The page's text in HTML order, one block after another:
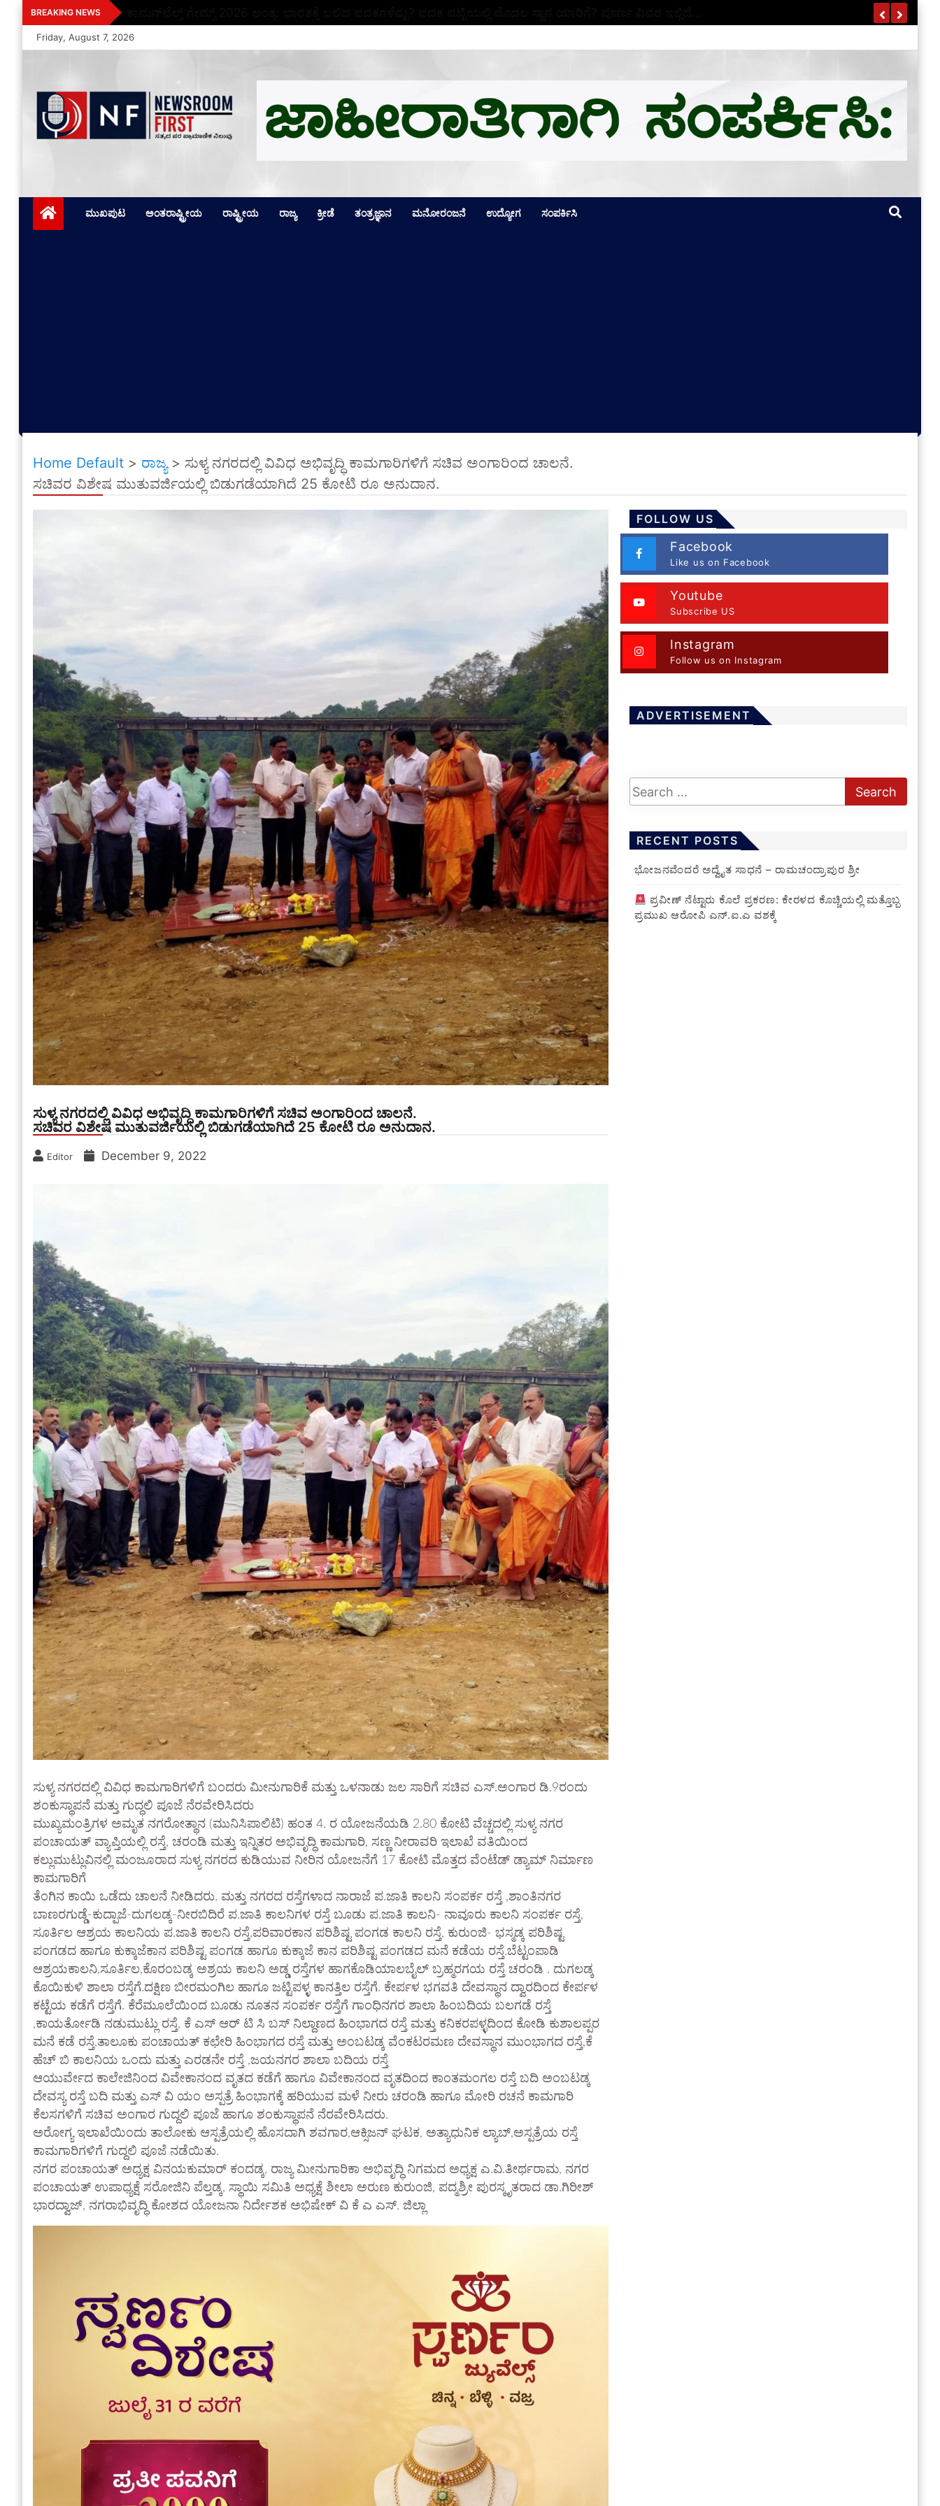
Skip
to
content
BREAKING NEWS
Friday, August 7, 2026
ಮುಖಪುಟ ಅಂತರಾಷ್ಟ್ರೀಯ ರಾಷ್ಟ್ರೀಯ ರಾಜ್ಯ ಕ್ರೀಡೆ ತಂತ್ರಜ್ಞಾನ ಮನೋರಂಜನೆ ಉದ್ಯೋಗ ಸಂಪರ್ಕಿಸಿ
Home Default > ರಾಜ್ಯ> ಸುಳ್ಯ ನಗರದಲ್ಲಿ ವಿವಿಧ ಅಭಿವೃದ್ಧಿ ಕಾಮಗಾರಿಗಳಿಗೆ ಸಚಿವ ಅಂಗಾರಿಂದ ಚಾಲನೆ.
ಸಚಿವರ ವಿಶೇಷ ಮುತುವರ್ಜಿಯಲ್ಲಿ ಬಿಡುಗಡೆಯಾಗಿದೆ 25 ಕೋಟಿ ರೂ ಅನುದಾನ.
ಸುಳ್ಯ ನಗರದಲ್ಲಿ ವಿವಿಧ ಅಭಿವೃದ್ಧಿ ಕಾಮಗಾರಿಗಳಿಗೆ ಸಚಿವ ಅಂಗಾರಿಂದ ಚಾಲನೆ.
ಸಚಿವರ ವಿಶೇಷ ಮುತುವರ್ಜಿಯಲ್ಲಿ ಬಿಡುಗಡೆಯಾಗಿದೆ 25 ಕೋಟಿ ರೂ ಅನುದಾನ.
Editor December 9, 2022
ಸುಳ್ಯ ನಗರದಲ್ಲಿ ವಿವಿಧ ಕಾಮಗಾರಿಗಳಿಗೆ ಬಂದರು ಮೀನುಗಾರಿಕೆ ಮತ್ತು ಒಳನಾಡು ಜಲ ಸಾರಿಗೆ ಸಚಿವ ಎಸ್.ಅಂಗಾರ ಡಿ.9ರಂದು
ಶಂಕುಸ್ಥಾಪನೆ ಮತ್ತು ಗುದ್ಧಲಿ ಪೂಜೆ ನೆರವೇರಿಸಿದರು
ಮುಖ್ಯಮಂತ್ರಿಗಳ ಅಮೃತ ನಗರೋತ್ಥಾನ (ಮುನಿಸಿಪಾಲಿಟಿ) ಹಂತ 4. ರ ಯೋಜನೆಯಡಿ 2.80 ಕೋಟಿ ವೆಚ್ಚದಲ್ಲಿ ಸುಳ್ಯ ನಗರ
ಪಂಚಾಯತ್ ವ್ಯಾಪ್ತಿಯಲ್ಲಿ ರಸ್ತೆ, ಚರಂಡಿ ಮತ್ತು ಇನ್ನಿತರ ಅಭಿವೃದ್ಧಿ ಕಾಮಗಾರಿ, ಸಣ್ಣ ನೀರಾವರಿ ಇಲಾಖೆ ವತಿಯಿಂದ
ಕಲ್ಲುಮುಟ್ಲುವಿನಲ್ಲಿ ಮಂಜೂರಾದ ಸುಳ್ಯ ನಗರದ ಕುಡಿಯುವ ನೀರಿನ ಯೋಜನೆಗೆ 17 ಕೋಟಿ ಮೊತ್ತದ ವೆಂಟೆಡ್ ಡ್ಯಾಮ್ ನಿರ್ಮಾಣ
ಕಾಮಗಾರಿಗೆ
ತೆಂಗಿನ ಕಾಯಿ ಒಡೆದು ಚಾಲನೆ ನೀಡಿದರು. ಮತ್ತು ನಗರದ ರಸ್ತೆಗಳಾದ ನಾರಾಜೆ ಪ.ಜಾತಿ ಕಾಲನಿ ಸಂಪರ್ಕ ರಸ್ತೆ ,ಶಾಂತಿನಗರ
ಬಾಣರಗುಡ್ಡೆ-ಕುದ್ಪಾಜೆ-ದುಗಲಡ್ಕ-ನೀರಬಿದಿರೆ ಪ.ಜಾತಿ ಕಾಲನಿಗಳ ರಸ್ತೆ ಬೂಡು ಪ.ಜಾತಿ ಕಾಲನಿ- ನಾವೂರು ಕಾಲನಿ ಸಂಪರ್ಕ ರಸ್ತೆ,
ಸೂರ್ತಿಲ ಆಶ್ರಯ ಕಾಲನಿಯ ಪ.ಜಾತಿ‌ ಕಾಲನಿ ರಸ್ತೆ,ಪರಿವಾರಕಾನ ಪರಿಶಿಷ್ಟ ಪಂಗಡ ಕಾಲನಿ ರಸ್ತೆ, ಕುರುಂಜಿ- ಭಸ್ಮಡ್ಕ ಪರಿಶಿಷ್ಟ
ಪಂಗಡದ ಹಾಗೂ ಕುಕ್ಕಾಜೆಕಾನ ಪರಿಶಿಷ್ಟ ಪಂಗಡ ಹಾಗೂ ಕುಕ್ಕಾಜೆ ಕಾನ ಪರಿಶಿಷ್ಟ ಪಂಗಡದ ಮನೆ ಕಡೆಯ ರಸ್ತೆ.ಬೆಟ್ಟಂಪಾಡಿ
ಆಶ್ರಯಕಾಲನಿ,ಸೂರ್ತಿಲ,ಕೊರಂಬಡ್ಕ ಅಶ್ರಯ ಕಾಲನಿ ಅಡ್ಡ ರಸ್ತೆಗಳ ಹಾಗಕೊಡಿಯಾಲಬೈಲ್ ಬ್ರಹ್ಮರಗಯ ರಸ್ತೆ ಚರಂಡಿ . ದುಗಲಡ್ಕ
ಕೊಯಿಕುಳಿ ಶಾಲಾ ರಸ್ತೆಗೆ.ದಕ್ಷಿಣ ಬೀರಮಂಗಿಲ ಹಾಗೂ ಜಟ್ಟಿಪಳ್ಳ ಕಾನತ್ತಿಲ ರಸ್ತೆಗೆ. ಕೇರ್ಪಳ ಭಗವತಿ ದೇವಸ್ಥಾನ ದ್ವಾರದಿಂದ ಕೇರ್ಪಳ
ಕಟ್ಟೆಯ ಕಡೆಗೆ ರಸ್ತೆಗೆ. ಕೆರೆಮೂಲೆಯಿಂದ ಬೂಡು ನೂತನ ಸಂಪರ್ಕ ರಸ್ತೆಗೆ ಗಾಂಧಿನಗರ ಶಾಲಾ ಹಿಂಬದಿಯ ಬಲಗಡೆ ರಸ್ತೆ
,ಕಾಯರ್ತೋಡಿ ನಡುಮುಟ್ಲು ರಸ್ತೆ, ಕೆ ಎಸ್ ಆರ್ ಟಿ ಸಿ ಬಸ್ ನಿಲ್ದಾಣದ ಹಿಂಭಾಗದ ರಸ್ತೆ ಮತ್ತು ಕನಿಕರಪಳ್ಳದಿಂದ ಕೋಡಿ ಕುಶಾಲಪ್ಪರ
ಮನೆ ಕಡೆ ರಸ್ತೆ,ತಾಲೂಕು ಪಂಚಾಯತ್ ಕಛೇರಿ ಹಿಂಭಾಗದ ರಸ್ತೆ ಮತ್ತು ಅಂಬಟಡ್ಕ ವೆಂಕಟರಮಣ ದೇವಸ್ಥಾನ ಮುಂಭಾಗದ ರಸ್ತೆ,ಕೆ
ಹೆಚ್ ಬಿ ಕಾಲನಿಯ ಒಂದು ಮತ್ತು ಎರಡನೇ ರಸ್ತೆ ,ಜಯನಗರ ಶಾಲಾ ಬದಿಯ ರಸ್ತೆ
ಆಯುರ್ವೇದ ಕಾಲೇಜಿನಿಂದ ವಿವೇಕಾನಂದ ವೃತದ ಕಡೆಗೆ ಹಾಗೂ ವಿವೇಕಾನಂದ ವೃತದಿಂದ ಕಾಂತಮಂಗಲ ರಸ್ತೆ ಬದಿ ಅಂಬಟಡ್ಕ
ದೇವಸ್ಯ ರಸ್ತೆ ಬದಿ ಮತ್ತು ಎಸ್ ವಿ ಯಂ ಅಸ್ಪತ್ರೆ ಹಿಂಭಾಗಕ್ಕೆ ಹರಿಯುವ ಮಳೆ ನೀರು ಚರಂಡಿ ಹಾಗೂ ಮೋರಿ ರಚನೆ ಕಾಮಗಾರಿ
ಕೆಲಸಗಳಿಗೆ ಸಚಿವ ಅಂಗಾರ ಗುದ್ದಲಿ ಪೂಜೆ ಹಾಗೂ ಶಂಕುಸ್ಥಾಪನೆ ನೆರವೇರಿಸಿದರು.
ಅರೋಗ್ಯ ಇಲಾಖೆಯಿಂದು ತಾಲೋಕು ಆಸ್ಪತ್ರೆಯಲ್ಲಿ ಹೊಸದಾಗಿ ಶವಗಾರ,ಆಕ್ಸಿಜನ್ ಘಟಕ, ಅತ್ಯಾಧುನಿಕ ಲ್ಯಾಬ್,ಅಸ್ಪತ್ರೆಯ ರಸ್ತೆ
ಕಾಮಗಾರಿಗಳಿಗೆ ಗುದ್ದಲಿ ಪೂಜೆ ನಡೆಯಿತು.
ನಗರ ಪಂಚಾಯತ್ ಅಧ್ಯಕ್ಷ ವಿನಯಕುಮಾರ್ ಕಂದಡ್ಕ, ರಾಜ್ಯ ಮೀನುಗಾರಿಕಾ ಅಭಿವೃದ್ಧಿ ನಿಗಮದ ಅಧ್ಯಕ್ಷ ಎ.ವಿ.ತೀರ್ಥರಾಮ, ನಗರ
ಪಂಚಾಯತ್ ಉಪಾಧ್ಯಕ್ಷೆ ಸರೋಜಿನಿ ಪೆಲ್ತಡ್ಕ, ಸ್ಥಾಯಿ ಸಮಿತಿ ಅಧ್ಯಕ್ಷೆ ಶೀಲಾ ಅರುಣ ಕುರುಂಜಿ, ಪದ್ಮಶ್ರೀ ಪುರಸ್ಕೃತರಾದ ಡಾ.ಗಿರೀಶ್
ಭಾರದ್ವಾಜ್, ನಗರಾಭಿವೃದ್ಧಿ ಕೋಶದ ಯೋಜನಾ ನಿರ್ದೇಶಕ ಅಭಿಷೇಕ್ ವಿ ಕೆ ಎ ಎಸ್. ಜಿಲ್ಲಾ
FOLLOW US
Facebook
Like us on Facebook
Youtube
Subscribe US
Instagram
Follow us on Instagram
ADVERTISEMENT
RECENT POSTS
ಭೋಜನವೆಂದರೆ ಅದ್ವೈತ ಸಾಧನೆ – ರಾಮಚಂದ್ರಾಪುರ ಶ್ರೀ
ಪ್ರವೀಣ್ ನೆಟ್ಟಾರು ಕೊಲೆ ಪ್ರಕರಣ: ಕೇರಳದ ಕೊಚ್ಚಿಯಲ್ಲಿ ಮತ್ತೊಬ್ಬ
ಪ್ರಮುಖ ಆರೋಪಿ ಎನ್.ಐ.ಎ ವಶಕ್ಕೆ